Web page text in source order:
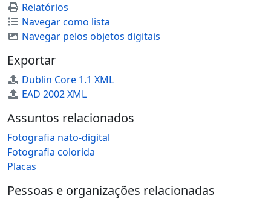
Relatórios
Navegar como lista
Navegar pelos objetos digitais
Exportar
Dublin Core 1.1 XML
EAD 2002 XML
Assuntos relacionados
Fotografia nato-digital
Fotografia colorida
Placas
Pessoas e organizações relacionadas